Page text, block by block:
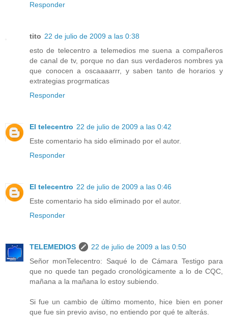
Responder
tito 22 de julio de 2009 a las 0:38
esto de telecentro a telemedios me suena a compañeros
de canal de tv, porque no dan sus verdaderos nombres ya
que conocen a oscaaaarrr, y saben tanto de horarios y
extrategias progrmaticas
Responder
El telecentro 22 de julio de 2009 a las 0:42
Este comentario ha sido eliminado por el autor.
Responder
El telecentro 22 de julio de 2009 a las 0:46
Este comentario ha sido eliminado por el autor.
Responder
TELEMEDIOS
22 de julio de 2009 a las 0:50
Señor monTelecentro: Saqué lo de Cámara Testigo para
que no quede tan pegado cronológicamente a lo de CQC,
mañana a la mañana lo estoy subiendo.
Si fue un cambio de último momento, hice bien en poner
que fue sin previo aviso, no entiendo por qué te alterás.